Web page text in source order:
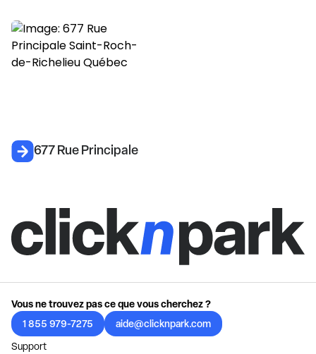
677 Rue Principale
Vous ne trouvez pas ce que vous cherchez ?
1 855 979-7275
aide@clicknpark.com
Support